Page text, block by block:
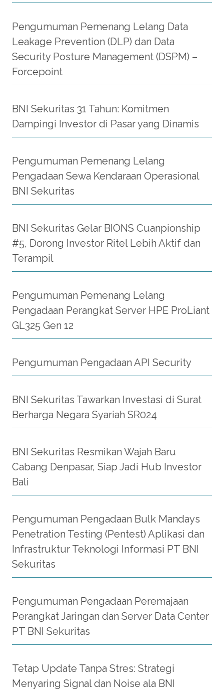
Pengumuman Pemenang Lelang Data
Leakage Prevention (DLP) dan Data
Security Posture Management (DSPM) –
Forcepoint
BNI Sekuritas 31 Tahun: Komitmen
Dampingi Investor di Pasar yang Dinamis
Pengumuman Pemenang Lelang
Pengadaan Sewa Kendaraan Operasional
BNI Sekuritas
BNI Sekuritas Gelar BIONS Cuanpionship
#5, Dorong Investor Ritel Lebih Aktif dan
Terampil
Pengumuman Pemenang Lelang
Pengadaan Perangkat Server HPE ProLiant
GL325 Gen 12
Pengumuman Pengadaan API Security
BNI Sekuritas Tawarkan Investasi di Surat
Berharga Negara Syariah SR024
BNI Sekuritas Resmikan Wajah Baru
Cabang Denpasar, Siap Jadi Hub Investor
Bali
Pengumuman Pengadaan Bulk Mandays
Penetration Testing (Pentest) Aplikasi dan
Infrastruktur Teknologi Informasi PT BNI
Sekuritas
Pengumuman Pengadaan Peremajaan
Perangkat Jaringan dan Server Data Center
PT BNI Sekuritas
Tetap Update Tanpa Stres: Strategi
Menyaring Signal dan Noise ala BNI